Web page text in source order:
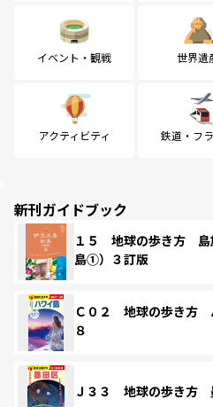
イベント・観戦 世界遺
アクティビティ 鉄道・フ
新刊ガイドブック
１５ 地球の歩き方
島①）３訂版
Ｃ０２ 地球の歩き方
８
Ｊ３３ 地球の歩き方